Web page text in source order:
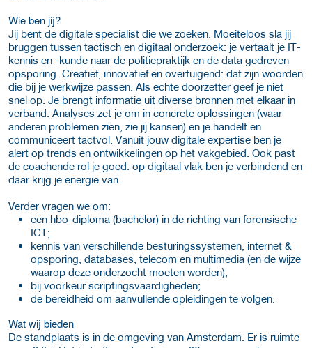
Wie ben jij?
Jij bent de digitale specialist die we zoeken. Moeiteloos sla jij
bruggen tussen tactisch en digitaal onderzoek: je vertaalt je IT-
kennis en -kunde naar de politiepraktijk en de data gedreven
opsporing. Creatief, innovatief en overtuigend: dat zijn woorden
die bij je werkwijze passen. Als echte doorzetter geef je niet
snel op. Je brengt informatie uit diverse bronnen met elkaar in
verband. Analyses zet je om in concrete oplossingen (waar
anderen problemen zien, zie jij kansen) en je handelt en
communiceert tactvol. Vanuit jouw digitale expertise ben je
alert op trends en ontwikkelingen op het vakgebied. Ook past
de coachende rol je goed: op digitaal vlak ben je verbindend en
daar krijg je energie van.
Verder vragen we om:
een hbo-diploma (bachelor) in de richting van forensische
ICT;
kennis van verschillende besturingssystemen, internet &
opsporing, databases, telecom en multimedia (en de wijze
waarop deze onderzocht moeten worden);
bij voorkeur scriptingsvaardigheden;
de bereidheid om aanvullende opleidingen te volgen.
Wat wij bieden
De standplaats is in de omgeving van Amsterdam. Er is ruimte